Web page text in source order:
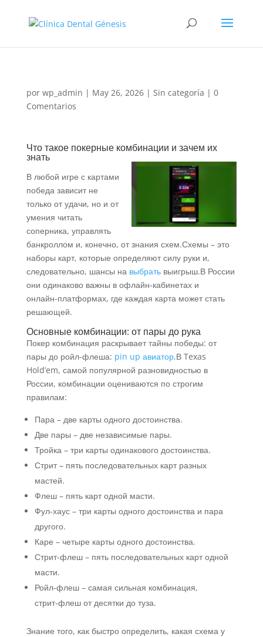
por wp_admin | May 26, 2026| Sin categoría | 0
Comentarios
Что такое покерные комбинации и зачем их
знать
В любой игре с картами
победа зависит не
только от удачи, но и от
умения читать
соперника, управлять
банкроллом и, конечно, от знания схем.Схемы – это
наборы карт, которые определяют силу руки и,
следовательно, шансы на выбратьвыигрыш.В России
они одинаково важны в офлайн‑кабинетах и
онлайн‑платформах, где каждая карта может стать
решающей.
Основные комбинации: от пары до рука
Покер комбинация раскрывает тайны победы: от
пары до ройл-флеша: pin up авиатор.В Texas
Hold’em, самой популярной разновидностью в
России, комбинации оцениваются по строгим
правилам:
Пара – две карты одного достоинства.
Две пары – две независимые пары.
Тройка – три карты одинакового достоинства.
Стрит – пять последовательных карт разных
мастей.
Флеш – пять карт одной масти.
Фул‑хаус – три карты одного достоинства и пара
другого.
Каре – четыре карты одного достоинства.
Стрит‑флеш – пять последовательных карт одной
масти.
Ройл‑флеш – самая сильная комбинация,
стрит‑флеш от десятки до туза.
Знание того, как быстро определить, какая схема у